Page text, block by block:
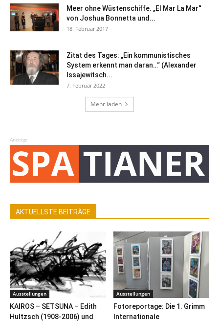
Meer ohne Wüstenschiffe. „El Mar La Mar“
von Joshua Bonnetta und...
18. Februar 2017
Zitat des Tages: „Ein kommunistisches
System erkennt man daran…“ (Alexander
Issajewitsch...
7. Februar 2022
Mehr laden
Anzeige
AKTUELLSTE BEITRÄGE
Ausstellungen
KAIROS – SETSUNA – Edith
Hultzsch (1908-2006) und
Ausstellungen
Fotoreportage: Die 1. Grimm
Internationale